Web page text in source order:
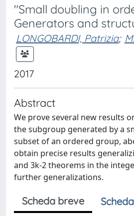
"Small doubling in
Generators and
LONGOBARDI, Patrizia;
2017
Abstract
We prove several new results
the subgroup generated by a
subset of an ordered group,
obtain precise results
and 3k-2 theorems in the
further generalizations.
Scheda breve